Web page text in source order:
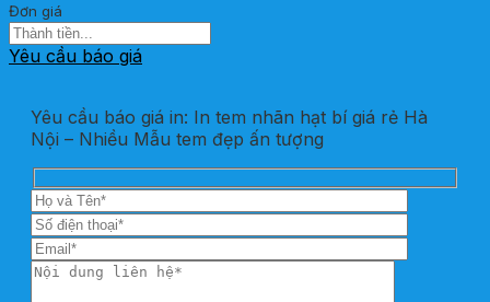
Đơn giá
Yêu cầu báo giá
Yêu cầu báo giá in: In tem nhãn hạt bí giá rẻ Hà
Nội – Nhiều Mẫu tem đẹp ấn tượng